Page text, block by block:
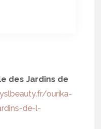
des Jardins de
ourika-
de-l-